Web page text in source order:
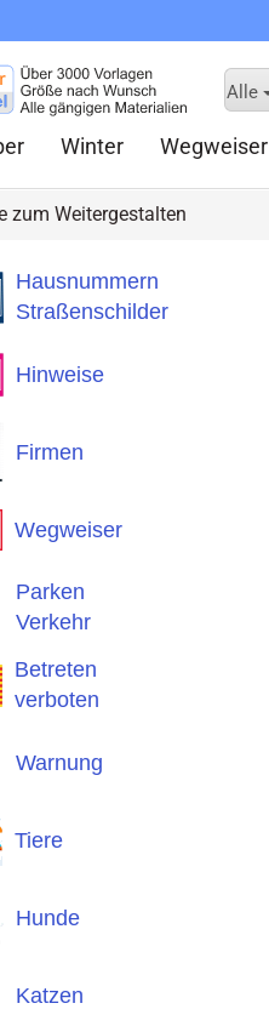
Alle
Winter Wegweiser
zum Weitergestalten
Hausnummern
Straßenschilder
Hinweise
Firmen
Wegweiser
Parken
Verkehr
Betreten
verboten
Warnung
Tiere
Hunde
Katzen